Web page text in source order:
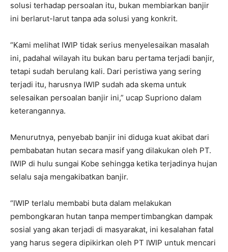
solusi terhadap persoalan itu, bukan membiarkan banjir
ini berlarut-larut tanpa ada solusi yang konkrit.
“Kami melihat IWIP tidak serius menyelesaikan masalah
ini, padahal wilayah itu bukan baru pertama terjadi banjir,
tetapi sudah berulang kali. Dari peristiwa yang sering
terjadi itu, harusnya IWIP sudah ada skema untuk
selesaikan persoalan banjir ini,” ucap Supriono dalam
keterangannya.
Menurutnya, penyebab banjir ini diduga kuat akibat dari
pembabatan hutan secara masif yang dilakukan oleh PT.
IWIP di hulu sungai Kobe sehingga ketika terjadinya hujan
selalu saja mengakibatkan banjir.
“IWIP terlalu membabi buta dalam melakukan
pembongkaran hutan tanpa mempertimbangkan dampak
sosial yang akan terjadi di masyarakat, ini kesalahan fatal
yang harus segera dipikirkan oleh PT IWIP untuk mencari